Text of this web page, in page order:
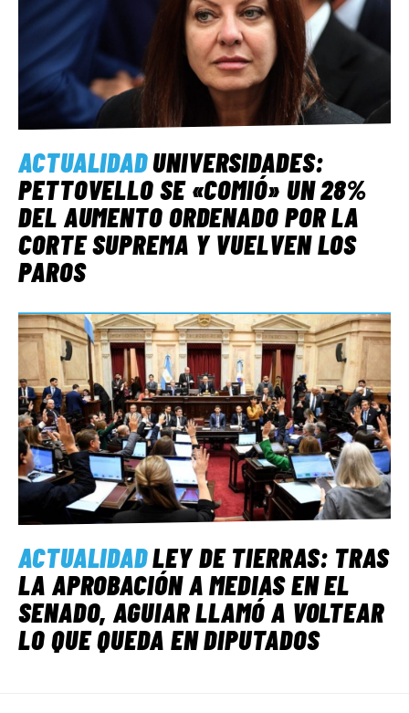
ACTUALIDADUNIVERSIDADES:
PETTOVELLO SE «COMIÓ» UN 28%
DEL AUMENTO ORDENADO POR LA
CORTE SUPREMA Y VUELVEN LOS
PAROS
ACTUALIDADLEY DE TIERRAS: TRAS
LA APROBACIÓN A MEDIAS EN EL
SENADO, AGUIAR LLAMÓ A VOLTEAR
LO QUE QUEDA EN DIPUTADOS